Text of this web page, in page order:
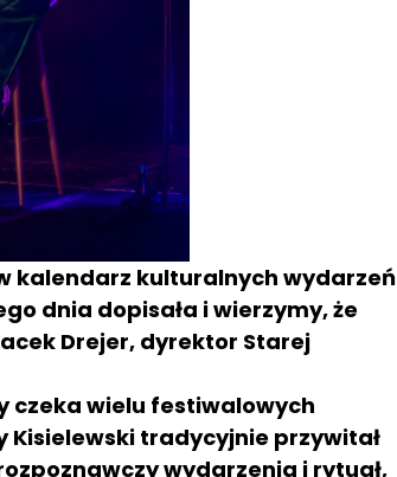
kalendarz kulturalnych wydarzeń
dnia dopisała i wierzymy, że
Drejer, dyrektor Starej
czeka wielu festiwalowych
tradycyjnie przywitał
wydarzenia i rytuał,